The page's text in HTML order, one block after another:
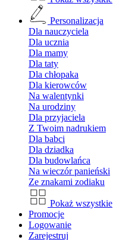
Personalizacja
Dla nauczyciela
Dla ucznia
Dla mamy
Dla taty
Dla chłopaka
Dla kierowców
Na walentynki
Na urodziny
Dla przyjaciela
Z Twoim nadrukiem
Dla babci
Dla dziadka
Dla budowlańca
Na wieczór panieński
Ze znakami zodiaku
Pokaż wszystkie
Promocje
Logowanie
Zarejestruj